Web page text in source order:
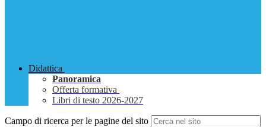
Didattica
Panoramica
Offerta formativa
Libri di testo 2026-2027
Campo di ricerca per le pagine del sito